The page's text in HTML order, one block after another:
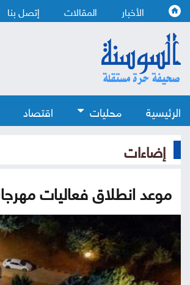
الأخبار المقالات إتصل بنا
الرئيسية محليات اقتصاد
إضاءات
موعد انطلاق فعاليات